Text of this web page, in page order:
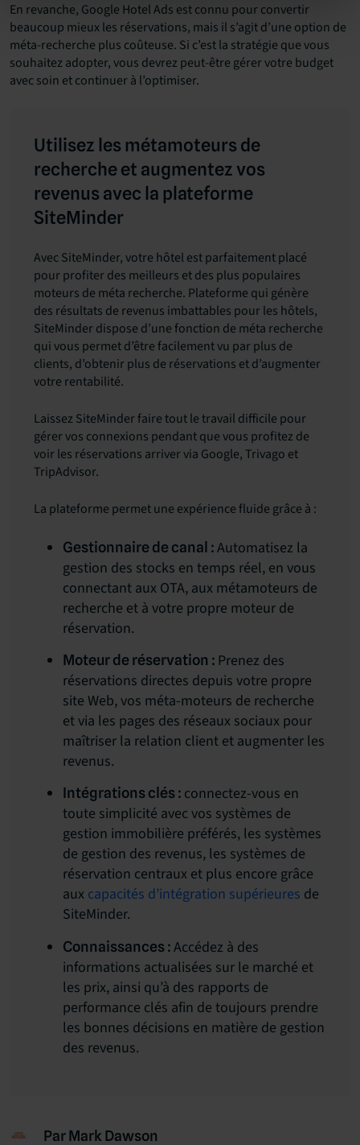
En revanche, Google Hotel Ads est connu pour convertir
beaucoup mieux les réservations, mais il s’agit d’une option de
méta-recherche plus coûteuse. Si c’est la stratégie que vous
souhaitez adopter, vous devrez peut-être gérer votre budget
avec soin et continuer à l’optimiser.
Utilisez les métamoteurs de
recherche et augmentez vos
revenus avec la plateforme
SiteMinder
Avec SiteMinder, votre hôtel est parfaitement placé
pour profiter des meilleurs et des plus populaires
moteurs de méta recherche. Plateforme qui génère
des résultats de revenus imbattables pour les hôtels,
SiteMinder dispose d’une fonction de méta recherche
qui vous permet d’être facilement vu par plus de
clients, d’obtenir plus de réservations et d’augmenter
votre rentabilité.
Laissez SiteMinder faire tout le travail difficile pour
gérer vos connexions pendant que vous profitez de
voir les réservations arriver via Google, Trivago et
TripAdvisor.
La plateforme permet une expérience fluide grâce à :
Gestionnaire de canal :Automatisez la
gestion des stocks en temps réel, en vous
connectant aux OTA, aux métamoteurs de
recherche et à votre propre moteur de
réservation.
Moteur de réservation : Prenez des
réservations directes depuis votre propre
site Web, vos méta-moteurs de recherche
et via les pages des réseaux sociaux pour
maîtriser la relation client et augmenter les
revenus.
Intégrations clés : connectez-vous en
toute simplicité avec vos systèmes de
gestion immobilière préférés, les systèmes
de gestion des revenus, les systèmes de
réservation centraux et plus encore grâce
aux capacités d’intégration supérieures de
SiteMinder.
Connaissances :Accédez à des
informations actualisées sur le marché et
les prix, ainsi qu’à des rapports de
performance clés afin de toujours prendre
les bonnes décisions en matière de gestion
des revenus.
Par Mark Dawson